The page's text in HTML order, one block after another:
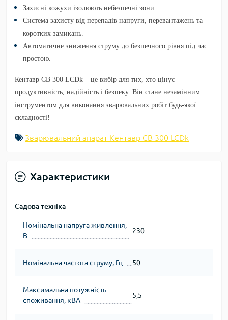
Захисні кожухи ізолюють небезпечні зони.
Система захисту від перепадів напруги, перевантажень та
коротких замикань.
Автоматичне зниження струму до безпечного рівня під час
простою.
Кентавр СВ 300 LCDk – це вибір для тих, хто цінує
продуктивність, надійність і безпеку. Він стане незамінним
інструментом для виконання зварювальних робіт будь-якої
складності!
Зварювальний апарат Кентавр СВ 300 LCDk
Характеристики
Садова техніка
Номінальна напруга живлення,
В
230
Номінальна частота струму, Гц 50
Максимальна потужність
споживання, кВА
5,5